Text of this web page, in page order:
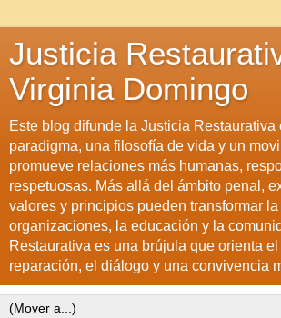
Justicia
Virginia Domingo
Este blog difunde la Justicia Restaurativa
paradigma, una filosofía de vida y un
promueve relaciones más humanas,
respetuosas. Más allá del ámbito penal,
valores y principios pueden transformar
organizaciones, la educación y la
Restaurativa es una brújula que orienta
reparación, el diálogo y una convivencia